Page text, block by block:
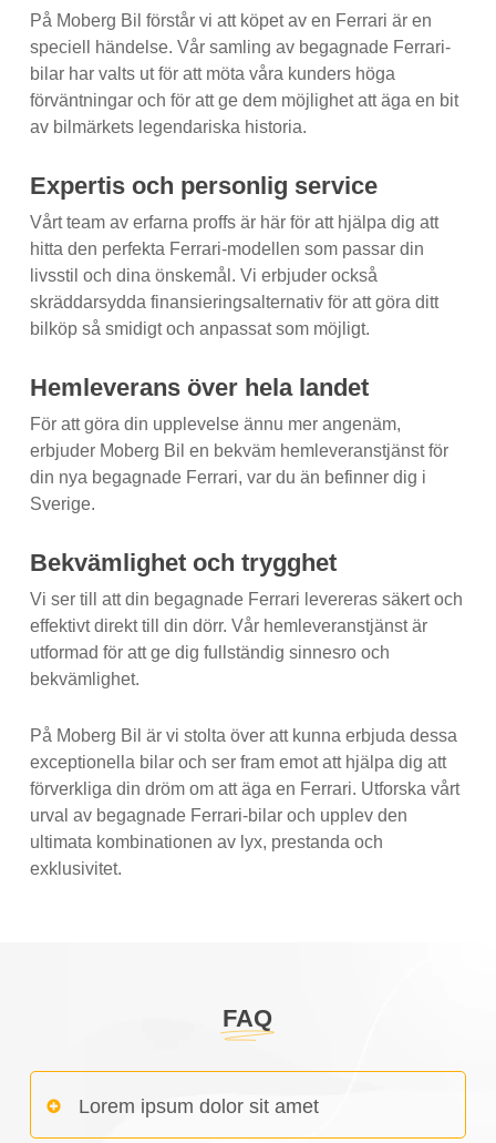
På Moberg Bil förstår vi att köpet av en Ferrari är en
speciell händelse. Vår samling av begagnade Ferrari-
bilar har valts ut för att möta våra kunders höga
förväntningar och för att ge dem möjlighet att äga en bit
av bilmärkets legendariska historia.
Expertis och personlig service
Vårt team av erfarna proffs är här för att hjälpa dig att
hitta den perfekta Ferrari-modellen som passar din
livsstil och dina önskemål. Vi erbjuder också
skräddarsydda finansieringsalternativ för att göra ditt
bilköp så smidigt och anpassat som möjligt.
Hemleverans över hela landet
För att göra din upplevelse ännu mer angenäm,
erbjuder Moberg Bil en bekväm hemleveranstjänst för
din nya begagnade Ferrari, var du än befinner dig i
Sverige.
Bekvämlighet och trygghet
Vi ser till att din begagnade Ferrari levereras säkert och
effektivt direkt till din dörr. Vår hemleveranstjänst är
utformad för att ge dig fullständig sinnesro och
bekvämlighet.
På Moberg Bil är vi stolta över att kunna erbjuda dessa
exceptionella bilar och ser fram emot att hjälpa dig att
förverkliga din dröm om att äga en Ferrari. Utforska vårt
urval av begagnade Ferrari-bilar och upplev den
ultimata kombinationen av lyx, prestanda och
exklusivitet.
FAQ
Lorem ipsum dolor sit amet